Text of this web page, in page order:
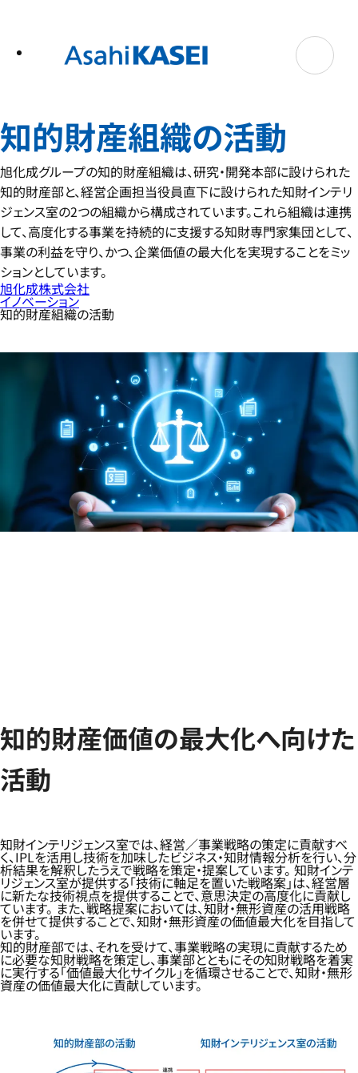
知的財産組織の活動
旭化成グループの知的財産組織は、研究・開発本部に設けられた
知的財産部と、経営企画担当役員直下に設けられた知財インテリ
ジェンス室の2つの組織から構成されています。これら組織は連携
して、高度化する事業を持続的に支援する知財専門家集団として、
事業の利益を守り、かつ、企業価値の最大化を実現することをミッ
ションとしています。
旭化成株式会社
イノベーション
知的財産組織の活動
知的財産価値の最大化へ向けた
活動
知財インテリジェンス室では、経営／事業戦略の策定に貢献すべ
く、IPLを活用し技術を加味したビジネス・知財情報分析を行い、分
析結果を解釈したうえで戦略を策定・提案しています。 知財インテ
リジェンス室が提供する「技術に軸足を置いた戦略案」は、経営層
に新たな技術視点を提供することで、意思決定の高度化に貢献し
ています。 また、戦略提案においては、知財・無形資産の活用戦略
を併せて提供することで、知財・無形資産の価値最大化を目指して
います。
知的財産部では、それを受けて、事業戦略の実現に貢献するため
に必要な知財戦略を策定し、事業部とともにその知財戦略を着実
に実行する「価値最大化サイクル」を循環させることで、知財・無形
資産の価値最大化に貢献しています。